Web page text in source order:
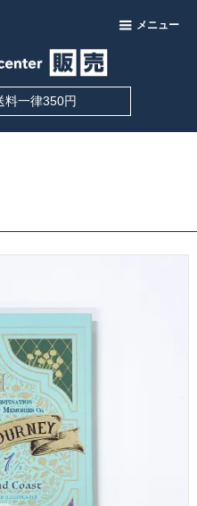
メニュー
料一律350円